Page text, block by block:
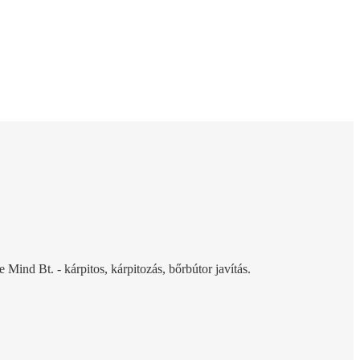
Mind Bt. - kárpitos, kárpitozás, bőrbútor javítás.